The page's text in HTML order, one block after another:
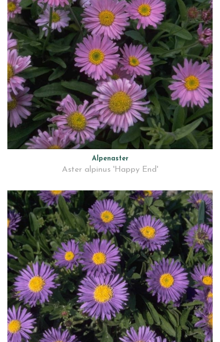
Alpenaster
Aster alpinus 'Happy End'